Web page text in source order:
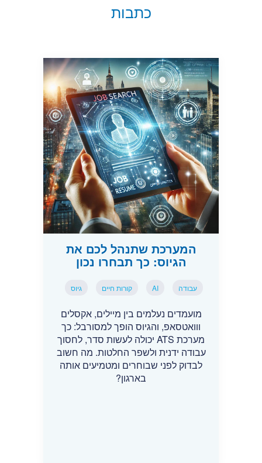
כתבות
המערכת שתנהל לכם את
הגיוס: כך תבחרו נכון
עבודה AI קורות חיים גיוס
מועמדים נעלמים בין מיילים, אקסלים
ווואטסאפ, והגיוס הופך למסורבל: כך
מערכת ATS יכולה לעשות סדר, לחסוך
עבודה ידנית ולשפר החלטות. מה חשוב
לבדוק לפני שבוחרים ומטמיעים אותה
בארגון?